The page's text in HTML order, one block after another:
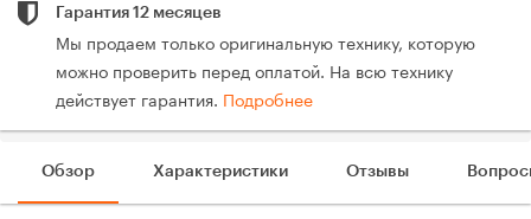
Гарантия 12 месяцев
Мы продаем только оригинальную технику, которую
можно проверить перед оплатой. На всю технику
действует гарантия. Подробнее
Обзор Характеристики Отзывы